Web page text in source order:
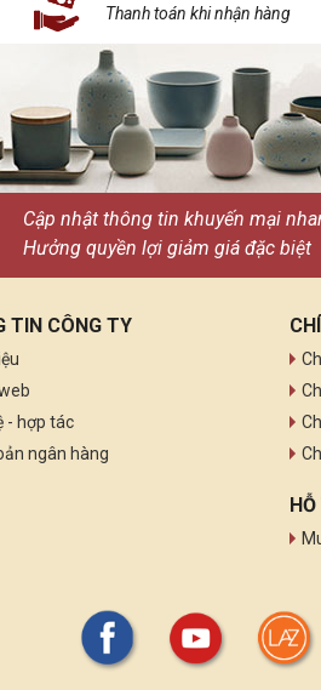
Thanh toán khi nhận hàng
Cập nhật thông tin khuyến mại
Hưởng quyền lợi giảm giá đặc biệt
TIN CÔNG TY
- hợp tác
ngân hàng